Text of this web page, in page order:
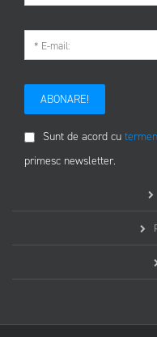
ABONARE!
Sunt de acord cu
primesc newsletter.